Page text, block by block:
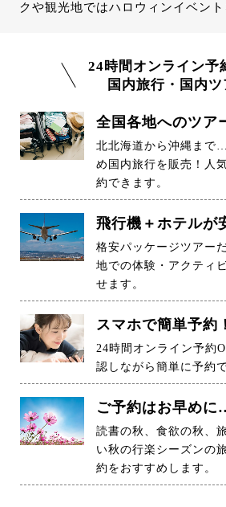
クや観光地ではハロウィンイベント
24時間オンライン予
国内旅行・国内ツ
全国各地へのツア
北北海道から沖縄まで
め国内旅行を販売！人
約できます。
飛行機＋ホテルが
格安パッケージツアー
地での体験・アクティ
せます。
スマホで簡単予約！
24時間オンライン予約
認しながら簡単に予約
ご予約はお早めに
読書の秋、食欲の秋、
い秋の行楽シーズンの
約をおすすめします。